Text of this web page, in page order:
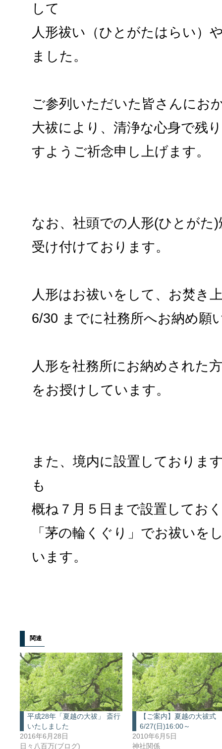
して
人形祓い（ひとがたはらい）
ました。
ご参列いただいた皆さんにお
大祓により、清浄な心身で残
すようご祈念申し上げます。
なお、社頭での人形(ひとがた
受け付けております。
人形はお祓いをして、お焚き
6/30 までに社務所へお納め願
人形を社務所にお納めされた
をお授けしています。
また、境内に設置しておりま
も
概ね７月５日まで設置してお
「茅の輪くぐり」でお祓いを
います。
関連
平成28年「夏越の大祓」 斎行
いたしました
2016年6月28日
日々八百万(ブログ)
【ご案内】夏越の大祓
6/27(日)16:00～
2010年6月5日
神社関係